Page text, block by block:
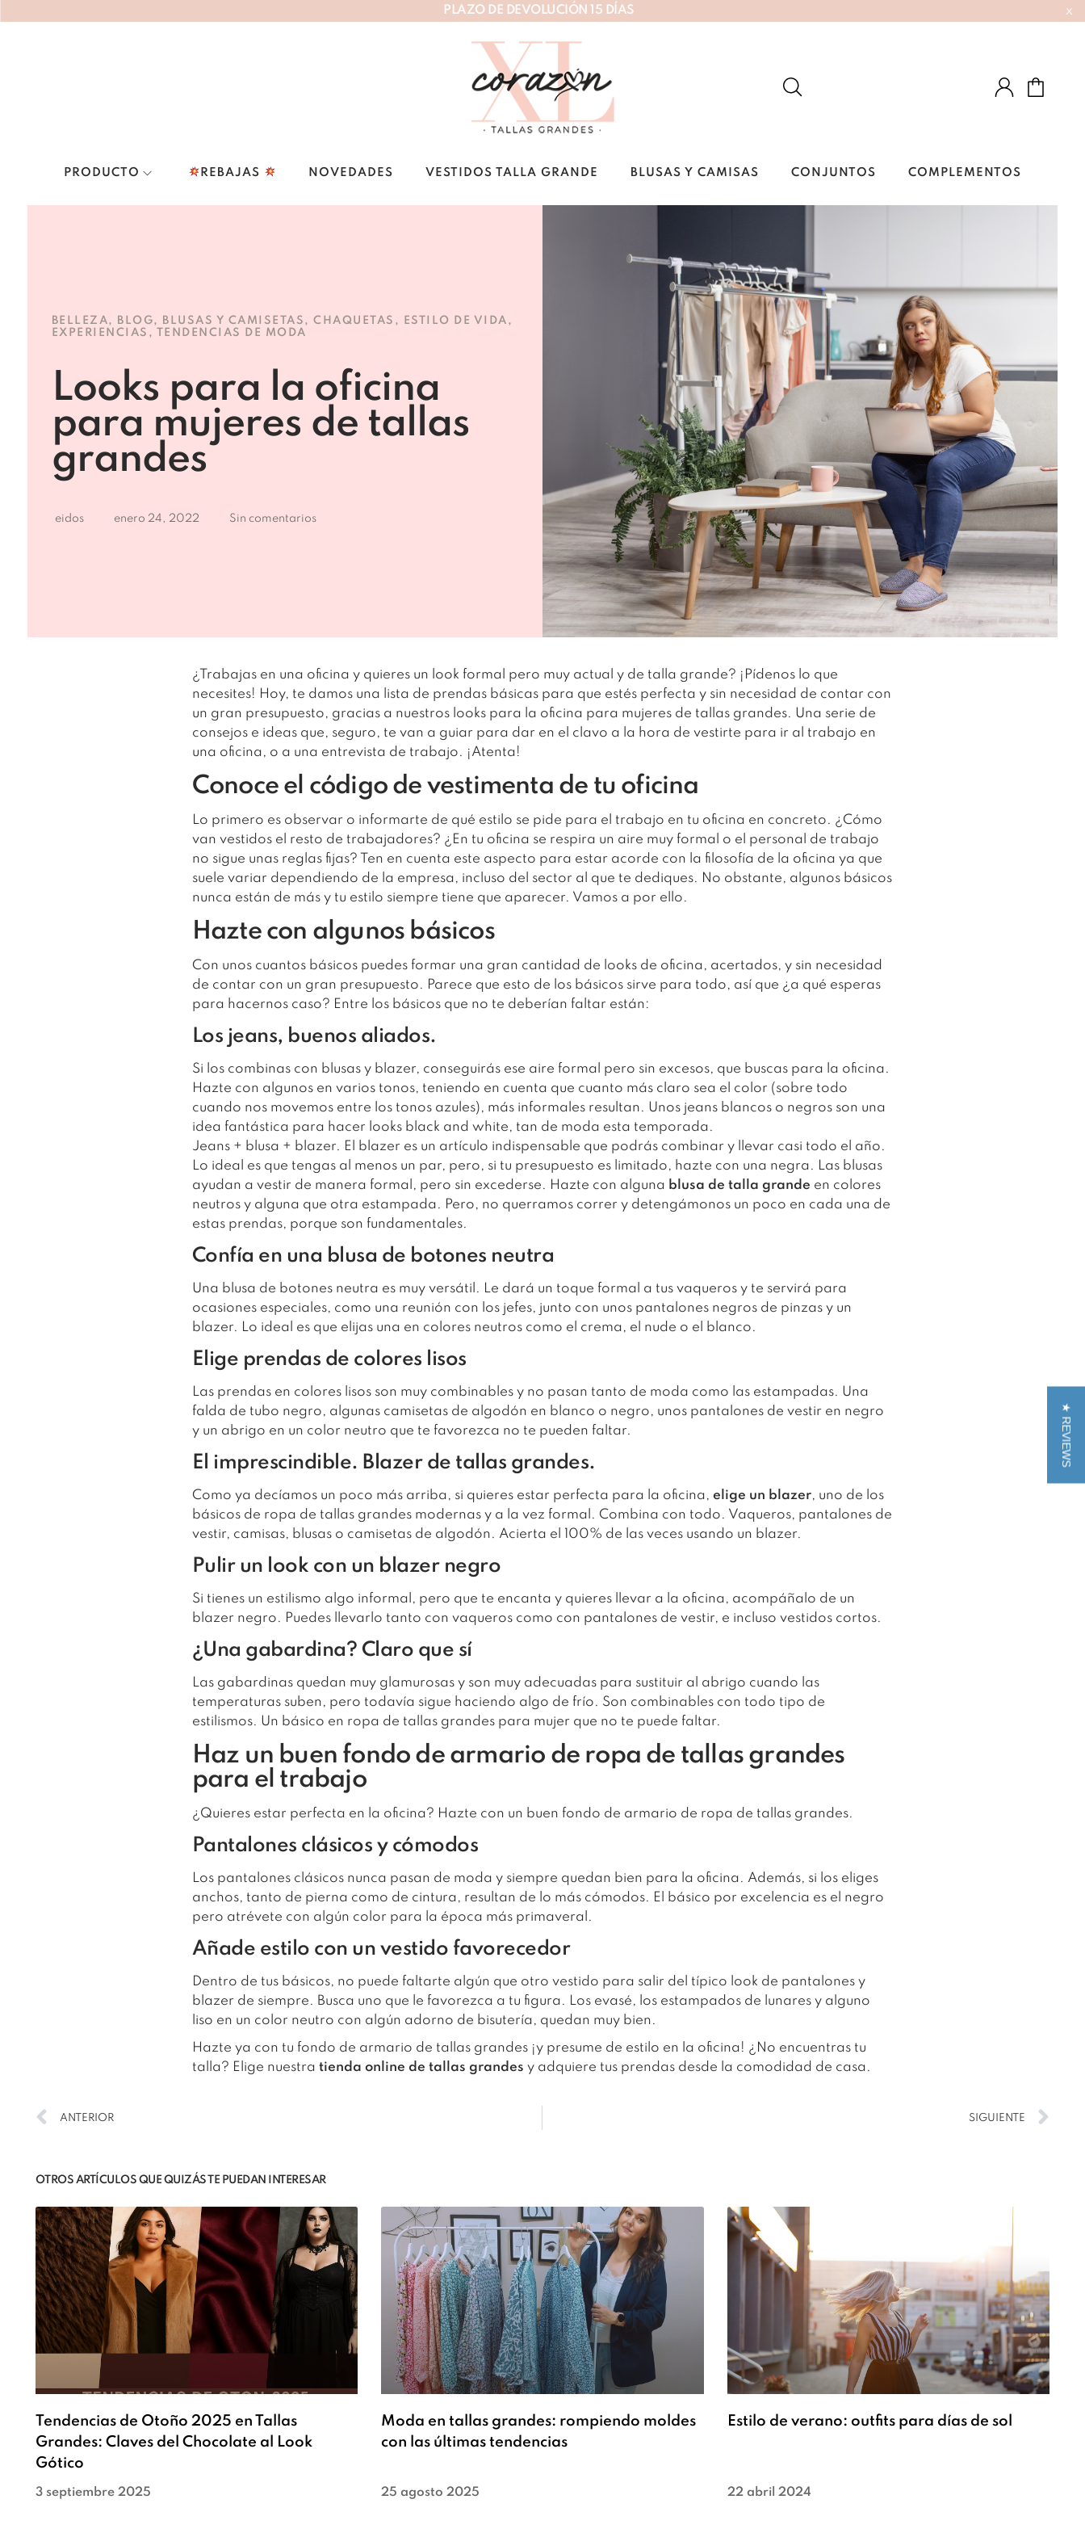
P LAZO DE DEVOLUC ÓN 5 DÍ AS x
PRODUCTO REBAJAS NOVEDADES VESTIDOS TALLA GRANDE BLUSAS Y CAMISAS CONJUNTOS COMPLEMENTOS
BELLEZA, BLOG, BLUSAS Y CAMISETAS ,CHAQUETAS , ESTILO DE VIDA ,
EXPERIENCIAS , TENDENCIAS DE MODA
Looks para la oficina
para mujeres de tallas
grandes
eidos enero 24, 2022 Sin comentarios
¿Trabajas en una oficina y quieres un look formal pero muy actual y de talla grande? ¡Pídenos lo que
necesites! Hoy, te damos una lista de prendas básicas para que estés perfecta y sin necesidad de contar con
un gran presupuesto, gracias a nuestros looks para la oficina para mujeres de tallas grandes. Una serie de
consejos e ideas que, seguro, te van a guiar para dar en el clavo a la hora de vestirte para ir al trabajo en
una oficina, o a una entrevista de trabajo. ¡Atenta!
Conoce el código de vestimenta de tu oficina
Lo primero es observar o informarte de qué estilo se pide para el trabajo en tu oficina en concreto. ¿Cómo
van vestidos el resto de trabajadores? ¿En tu oficina se respira un aire muy formal o el personal de trabajo
no sigue unas reglas fijas? Ten en cuenta este aspecto para estar acorde con la filosofía de la oficina ya que
suele variar dependiendo de la empresa, incluso del sector al que te dediques. No obstante, algunos básicos
nunca están de más y tu estilo siempre tiene que aparecer. Vamos a por ello.
Hazte con algunos básicos
Con unos cuantos básicos puedes formar una gran cantidad de looks de oficina, acertados, y sin necesidad
de contar con un gran presupuesto. Parece que esto de los básicos sirve para todo, así que ¿a qué esperas
para hacernos caso? Entre los básicos que no te deberían faltar están:
Los jeans, buenos aliados.
Si los combinas con blusas y blazer, conseguirás ese aire formal pero sin excesos, que buscas para la oficina.
Hazte con algunos en varios tonos, teniendo en cuenta que cuanto más claro sea el color (sobre todo
cuando nos movemos entre los tonos azules), más informales resultan. Unos jeans blancos o negros son una
idea fantástica para hacer looks black and white, tan de moda esta temporada.
Jeans + blusa + blazer. El blazer es un artículo indispensable que podrás combinar y llevar casi todo el año.
Lo ideal es que tengas al menos un par, pero, si tu presupuesto es limitado, hazte con una negra. Las blusas
ayudan a vestir de manera formal, pero sin excederse. Hazte con alguna blusa de talla grande en colores
neutros y alguna que otra estampada. Pero, no querramos correr y detengámonos un poco en cada una de
estas prendas, porque son fundamentales.
Confía en una blusa de botones neutra
Una blusa de botones neutra es muy versátil. Le dará un toque formal a tus vaqueros y te servirá para
ocasiones especiales, como una reunión con los jefes, junto con unos pantalones negros de pinzas y un
blazer. Lo ideal es que elijas una en colores neutros como el crema, el nude o el blanco.
Elige prendas de colores lisos
Las prendas en colores lisos son muy combinables y no pasan tanto de moda como las estampadas. Una
falda de tubo negro, algunas camisetas de algodón en blanco o negro, unos pantalones de vestir en negro
y un abrigo en un color neutro que te favorezca no te pueden faltar.
El imprescindible. Blazer de tallas grandes.
Como ya decíamos un poco más arriba, si quieres estar perfecta para la oficina, elige un blazer, uno de los
básicos de ropa de tallas grandes modernas y a la vez formal. Combina con todo. Vaqueros, pantalones de
vestir, camisas, blusas o camisetas de algodón. Acierta el 100% de las veces usando un blazer.
Pulir un look con un blazer negro
Si tienes un estilismo algo informal, pero que te encanta y quieres llevar a la oficina, acompáñalo de un
blazer negro. Puedes llevarlo tanto con vaqueros como con pantalones de vestir, e incluso vestidos cortos.
¿Una gabardina? Claro que sí
Las gabardinas quedan muy glamurosas y son muy adecuadas para sustituir al abrigo cuando las
temperaturas suben, pero todavía sigue haciendo algo de frío. Son combinables con todo tipo de
estilismos. Un básico en ropa de tallas grandes para mujer que no te puede faltar.
Haz un buen fondo de armario de ropa de tallas grandes
para el trabajo
¿Quieres estar perfecta en la oficina? Hazte con un buen fondo de armario de ropa de tallas grandes.
Pantalones clásicos y cómodos
Los pantalones clásicos nunca pasan de moda y siempre quedan bien para la oficina. Además, si los eliges
anchos, tanto de pierna como de cintura, resultan de lo más cómodos. El básico por excelencia es el negro
pero atrévete con algún color para la época más primaveral.
Añade estilo con un vestido favorecedor
Dentro de tus básicos, no puede faltarte algún que otro vestido para salir del típico look de pantalones y
blazer de siempre. Busca uno que le favorezca a tu figura. Los evasé, los estampados de lunares y alguno
liso en un color neutro con algún adorno de bisutería, quedan muy bien.
Hazte ya con tu fondo de armario de tallas grandes ¡y presume de estilo en la oficina! ¿No encuentras tu
talla? Elige nuestra tienda online de tallas grandes y adquiere tus prendas desde la comodidad de casa.
ANTERIOR SIGUIENTE
OTROS ARTÍCULOS QUE QUIZÁS TE PUEDAN INTERESAR
Tendencias de Otoño 2025 en Tallas
Grandes: Claves del Chocolate al Look
Gótico
3 septiembre 2025
Moda en tallas grandes: rompiendo moldes
con las últimas tendencias
25 agosto 2025
Estilo de verano: outfits para días de sol
22 abril 2024
★ REVIEWS